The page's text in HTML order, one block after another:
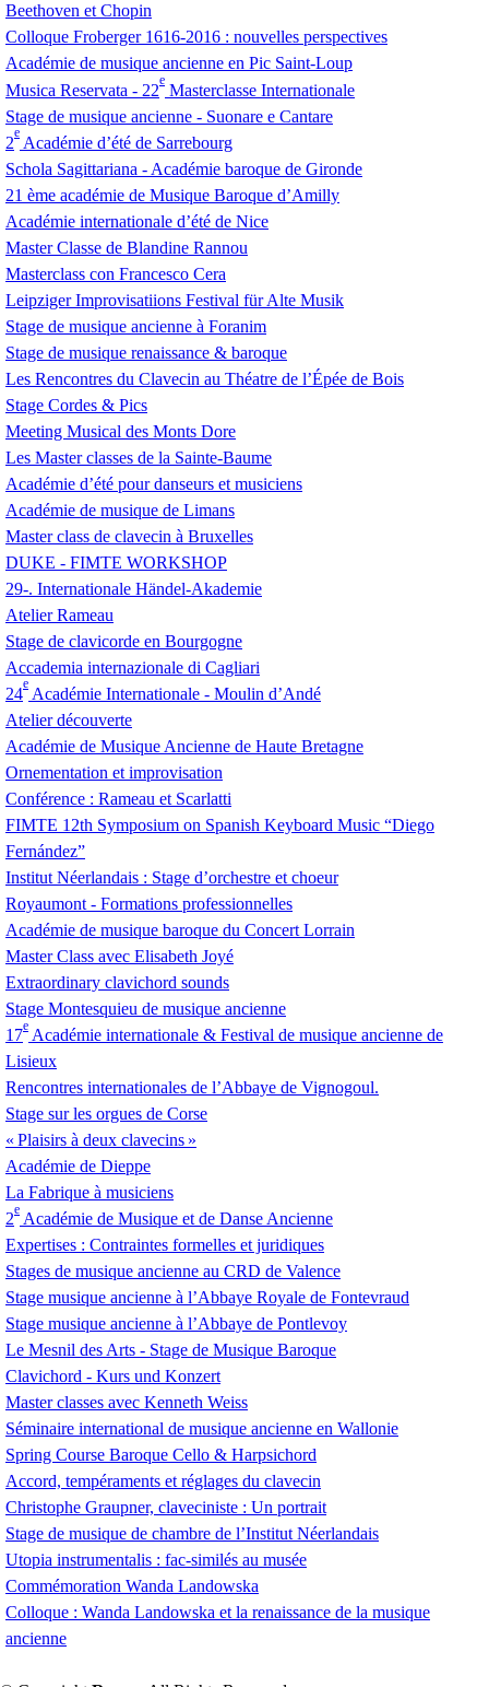
Beethoven et Chopin
Colloque Froberger 1616-2016 : nouvelles perspectives
Académie de musique ancienne en Pic Saint-Loup
Musica Reservata - 22
e
Masterclasse Internationale
Stage de musique ancienne - Suonare e Cantare
2
e
Académie d’été de Sarrebourg
Schola Sagittariana - Académie baroque de Gironde
21 ème académie de Musique Baroque d’Amilly
Académie internationale d’été de Nice
Master Classe de Blandine Rannou
Masterclass con Francesco Cera
Leipziger Improvisatiions Festival für Alte Musik
Stage de musique ancienne à Foranim
Stage de musique renaissance & baroque
Les Rencontres du Clavecin au Théatre de l’Épée de Bois
Stage Cordes & Pics
Meeting Musical des Monts Dore
Les Master classes de la Sainte-Baume
Académie d’été pour danseurs et musiciens
Académie de musique de Limans
Master class de clavecin à Bruxelles
DUKE - FIMTE WORKSHOP
29-. Internationale Händel-Akademie
Atelier Rameau
Stage de clavicorde en Bourgogne
Accademia internazionale di Cagliari
24
e
Académie Internationale - Moulin d’Andé
Atelier découverte
Académie de Musique Ancienne de Haute Bretagne
Ornementation et improvisation
Conférence : Rameau et Scarlatti
FIMTE 12th Symposium on Spanish Keyboard Music “Diego
Fernández”
Institut Néerlandais : Stage d’orchestre et choeur
Royaumont - Formations professionnelles
Académie de musique baroque du Concert Lorrain
Master Class avec Elisabeth Joyé
Extraordinary clavichord sounds
Stage Montesquieu de musique ancienne
17
e
Académie internationale & Festival de musique ancienne de
Lisieux
Rencontres internationales de l’Abbaye de Vignogoul.
Stage sur les orgues de Corse
« Plaisirs à deux clavecins »
Académie de Dieppe
La Fabrique à musiciens
2
e
Académie de Musique et de Danse Ancienne
Expertises : Contraintes formelles et juridiques
Stages de musique ancienne au CRD de Valence
Stage musique ancienne à l’Abbaye Royale de Fontevraud
Stage musique ancienne à l’Abbaye de Pontlevoy
Le Mesnil des Arts - Stage de Musique Baroque
Clavichord - Kurs und Konzert
Master classes avec Kenneth Weiss
Séminaire international de musique ancienne en Wallonie
Spring Course Baroque Cello & Harpsichord
Accord, tempéraments et réglages du clavecin
Christophe Graupner, claveciniste : Un portrait
Stage de musique de chambre de l’Institut Néerlandais
Utopia instrumentalis : fac-similés au musée
Commémoration Wanda Landowska
Colloque : Wanda Landowska et la renaissance de la musique
ancienne